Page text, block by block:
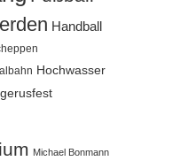
Handball
Hochwasser
Michael Bonmann